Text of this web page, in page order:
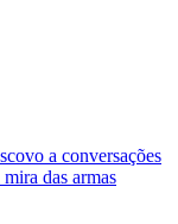
a conversações
das armas